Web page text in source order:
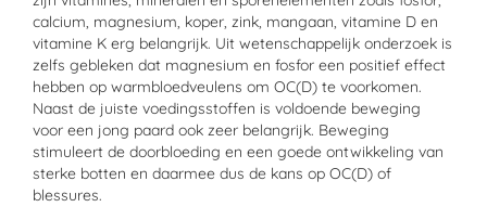
calcium, magnesium, koper, zink, mangaan, vitamine D en
vitamine K erg belangrijk. Uit wetenschappelijk onderzoek is
zelfs gebleken dat magnesium en fosfor een positief effect
hebben op warmbloedveulens om OC(D) te voorkomen.
Naast de juiste voedingsstoffen is voldoende beweging
voor een jong paard ook zeer belangrijk. Beweging
stimuleert de doorbloeding en een goede ontwikkeling van
sterke botten en daarmee dus de kans op OC(D) of
blessures.